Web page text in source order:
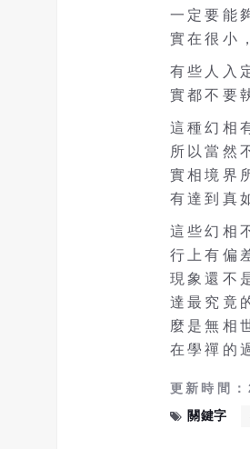
一定要能
實在很小
有些人入
實都不要
這種幻相
所以當然
實相境界
有達到真
這些幻相
行上有偏
現象還不
達最究竟
麼是無相
在學禪的
更新時間
關鍵字